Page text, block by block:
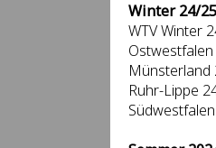
Winter 24/25
WTV Winter
Münsterland
Ruhr-Lippe